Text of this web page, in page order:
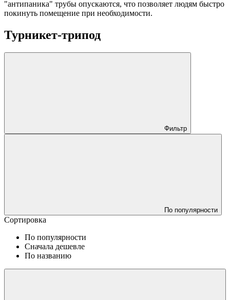
"антипаника" трубы опускаются, что позволяет людям быстро
покинуть помещение при необходимости.
Турникет-трипод
Фильтр
По популярности
Сортировка
По популярности
Сначала дешевле
По названию